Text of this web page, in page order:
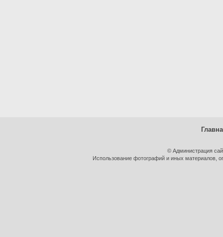
© Администрация
Использование фотографий и иных материалов,